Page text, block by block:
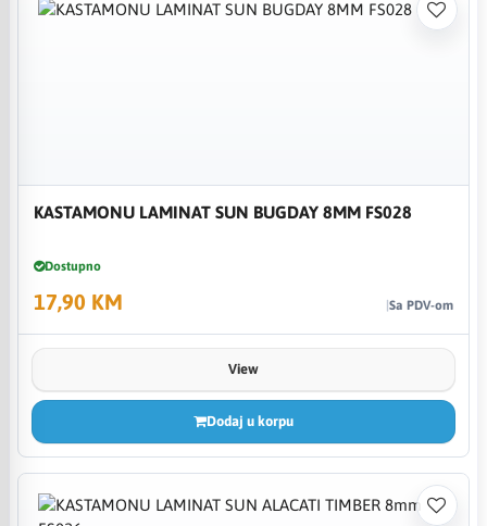
KASTAMONU LAMINAT SUN BUGDAY 8MM FS028
Dostupno
17,90 KM Sa PDV-om
View
Dodaj u korpu